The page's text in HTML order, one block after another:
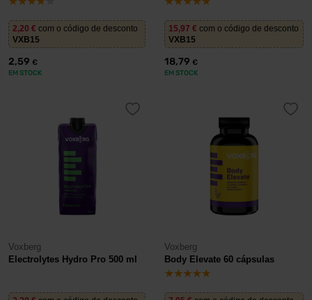
2,20 € com o código de desconto
VXB15
2,59 €
EM STOCK
15,97 € com o código de desconto
VXB15
18,79 €
EM STOCK
Voxberg
Electrolytes Hydro Pro 500 ml
Voxberg
Body Elevate 60 cápsulas